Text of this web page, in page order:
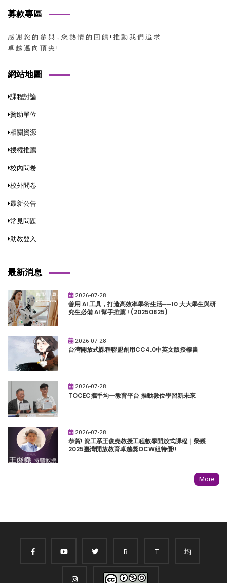
募款專區
感 謝 您 的 參 與，您 熱 情 的 回 饋 ! 推 動 我 們 追 求
卓 越 邁 向 頂 尖 !
網站地圖
課程討論
贊助單位
相關資源
授權推薦
校內問卷
校外問卷
最新公告
常見問題
助教登入
最新消息
2026-07-28
善用 AI 工具，打造高效率學術生活──10 大大學生與研
究生必備 AI 幫手推薦 ! (20250825)
2026-07-28
台灣開放式課程聯盟創用CC4.0中英文版授權書
2026-07-28
TOCEC攜手均一教育平台 推動數位學習新未來
2026-07-28
恭賀! 資工系王俊堯教授工程數學開放式課程｜榮獲
2025臺灣開放教育卓越獎OCW組特優!!
More
B T 均